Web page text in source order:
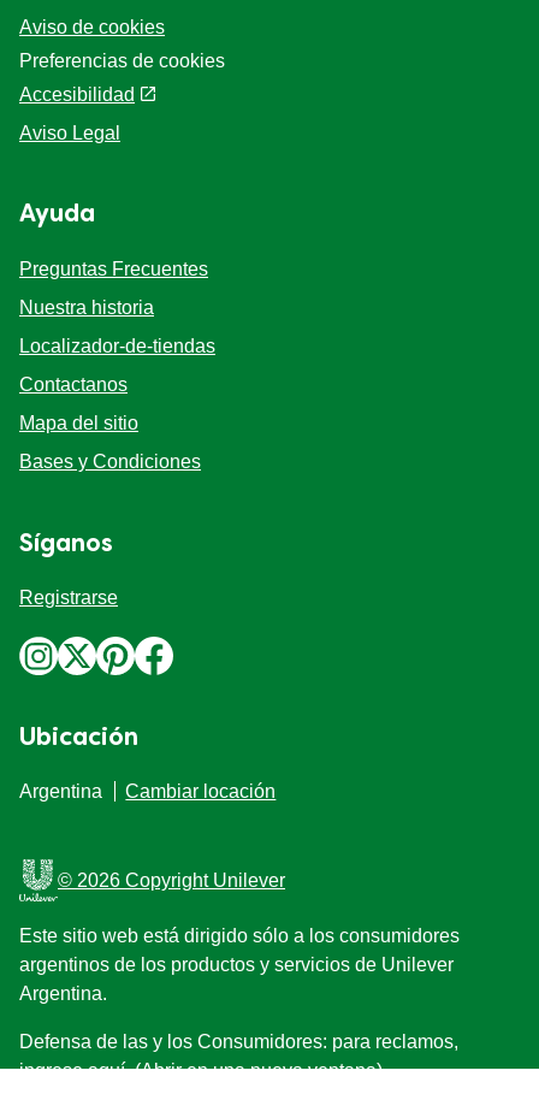
Aviso de cookies
Preferencias de cookies
Accesibilidad
Aviso Legal
Ayuda
Preguntas Frecuentes
Nuestra historia
Localizador-de-tiendas
Contactanos
Mapa del sitio
Bases y Condiciones
Síganos
Registrarse
Ubicación
Argentina Cambiar locación
© 2026 Copyright Unilever
Este sitio web está dirigido sólo a los consumidores
argentinos de los productos y servicios de Unilever
Argentina.
Defensa de las y los Consumidores: para reclamos,
ingrese aquí. (Abrir en una nueva ventana).